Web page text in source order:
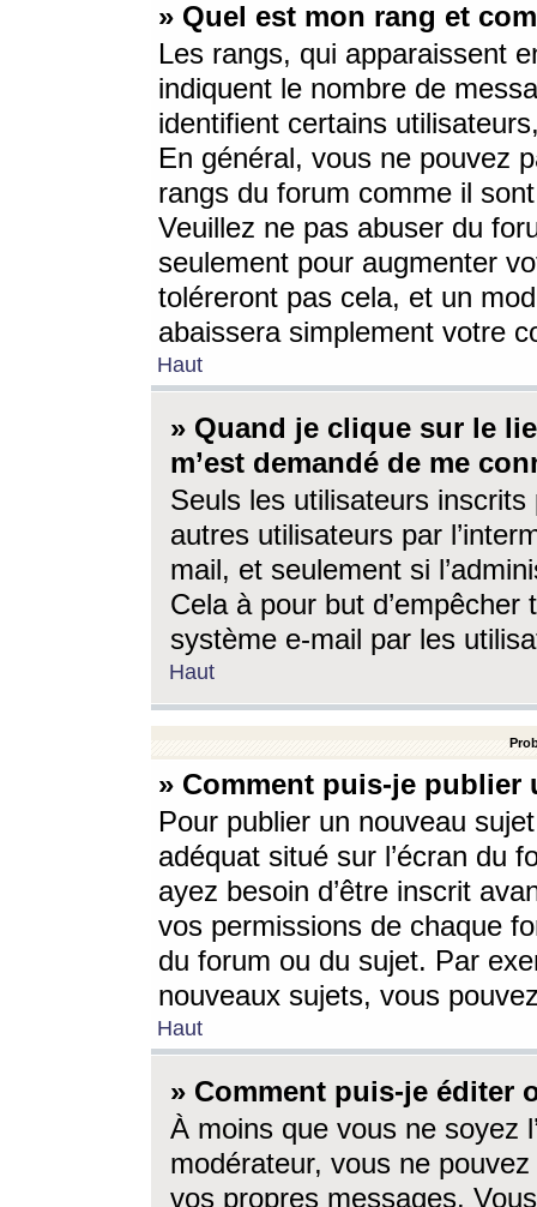
» Quel est mon rang et
Les rangs, qui apparaissent
indiquent le nombre de
identifient certains
En général, vous ne pouvez
rangs du forum comme il
Veuillez ne pas abuser du
seulement pour augmenter
toléreront pas cela, et un
abaissera simplement votre
Haut
» Quand je clique sur le
m’est demandé de me
Seuls les utilisateurs
autres utilisateurs par
mail, et seulement si
Cela à pour but
système e-mail par les
Haut
» Comment puis-je
Pour publier un nouveau
adéquat situé sur l’écran du
ayez besoin d’être inscrit
vos permissions de chaque
du forum ou du sujet. Par
nouveaux sujets, vous
Haut
» Comment puis-je éditer
À moins que vous ne soyez
modérateur, vous ne
vos propres messages.